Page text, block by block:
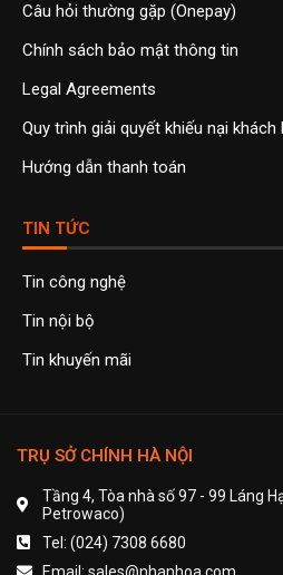
Câu hỏi thường gặp (Onepay)
Chính sách bảo mật thông tin
Legal Agreements
Quy trình giải quyết khiếu nại khách
Hướng dẫn thanh toán
TIN TỨC
Tin công nghệ
Tin nội bộ
Tin khuyến mãi
TRỤ SỞ CHÍNH HÀ NỘI
Tầng 4, Tòa nhà số 97 - 99 Láng
Petrowaco)
Tel: (024) 7308 6680